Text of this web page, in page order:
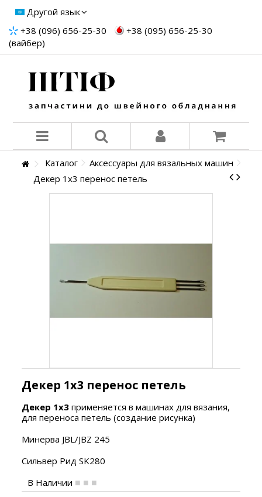
Другой язык
+38 (096) 656-25-30
+38 (095) 656-25-30
(вайбер)
Каталог
Аксессуары для вязальных машин
Декер 1х3 перенос петель
Декер 1х3 перенос петель
Декер 1х3 применяется в машинах для вязания,
для переноса петель (создание рисунка)
Минерва JBL/JBZ 245
Сильвер Рид SK280
В Наличии